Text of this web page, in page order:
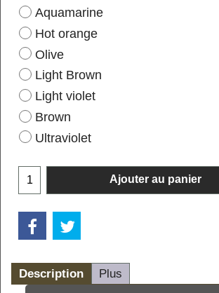
Aquamarine
Hot orange
Olive
Light Brown
Light violet
Brown
Ultraviolet
Ajouter au panier
Description Plus